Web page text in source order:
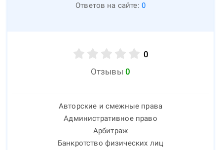
Ответов на сайте: 0
0
Отзывы 0
Авторские и смежные права
Административное право
Арбитраж
Банкротство физических лиц